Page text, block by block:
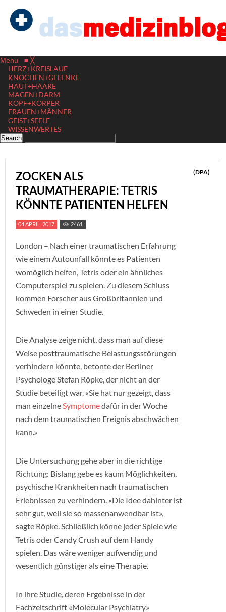
Menu ≡ ╳
HERZ+KREISLAUF
KNOCHEN+GELENKE
HAUT+HAARE
MAGEN+DARM
KOPF+KÖRPER
FRAUEN+MÄNNER
GEIST+SEELE
WISSENWERTES
ZOCKEN ALS
TRAUMATHERAPIE: TETRIS
KÖNNTE PATIENTEN HELFEN
(DPA)
04 APRIL, 2017 2461
London – Nach einer traumatischen Erfahrung
wie einem Autounfall könnte es Patienten
womöglich helfen, Tetris oder ein ähnliches
Computerspiel zu spielen. Zu diesem Schluss
kommen Forscher aus Großbritannien und
Schweden in einer Studie.
Die Analyse zeige nicht, dass man auf diese
Weise posttraumatische Belastungsstörungen
verhindern könnte, betonte der Berliner
Psychologe Stefan Röpke, der nicht an der
Studie beteiligt war. «Sie hat nur gezeigt, dass
man einzelneSymptomedafür in der Woche
nach dem traumatischen Ereignis abschwächen
kann.»
Die Untersuchung gehe aber in die richtige
Richtung: Bislang gebe es kaum Möglichkeiten,
psychische Krankheiten nach traumatischen
Erlebnissen zu verhindern. «Die Idee dahinter ist
sehr gut, weil sie so massenanwendbar ist»,
sagte Röpke. Schließlich könne jeder Spiele wie
Tetris oder Candy Crush auf dem Handy
spielen. Das wäre weniger aufwendig und
wesentlich günstiger als eine Therapie.
In ihre Studie, deren Ergebnisse in der
Fachzeitschrift «Molecular Psychiatry»